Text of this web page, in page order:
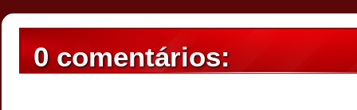
0 comentários: